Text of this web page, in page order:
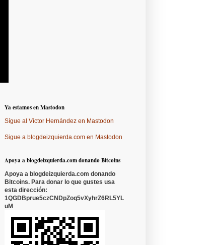
Ya estamos en Mastodon
Sígue al Victor Hernández en Mastodon
Sigue a blogdeizquierda.com en Mastodon
Apoya a blogdeizquierda.com donando Bitcoins
Apoya a blogdeizquierda.com donando
Bitcoins. Para donar lo que gustes usa
esta dirección:
1QGDBprue5czCNDpZoq5vXyhrZ6RL5YL
uM